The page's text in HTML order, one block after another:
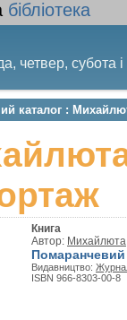
бібліотека
четвер, субота
четвер
каталог :
Книга
Автор:
Помаранчевий
Видавництво:
ISBN 966-8303-00-8